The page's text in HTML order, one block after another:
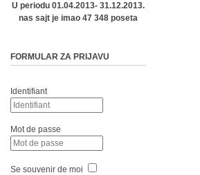
U periodu 01.04.2013- 31.12.2013.
nas sajt je imao 47 348 poseta
FORMULAR ZA PRIJAVU
Identifiant
Mot de passe
Se souvenir de moi